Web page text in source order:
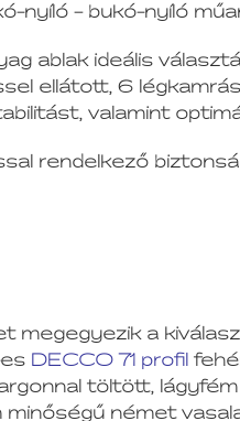
nyíló – bukó-nyíló
ablak ideális
ellátott, 6
valamint
rendelkező
megegyezik a
DECCO 71 profil
töltött,
minőségű német